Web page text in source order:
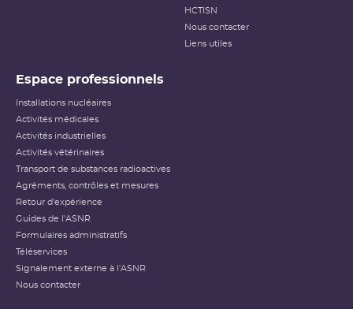
HCTISN
Nous contacter
Liens utiles
Espace professionnels
Installations nucléaires
Activités médicales
Activités industrielles
Activités vétérinaires
Transport de substances radioactives
Agréments, contrôles et mesures
Retour d'expérience
Guides de l'ASNR
Formulaires administratifs
Téléservices
Signalement externe à l'ASNR
Nous contacter